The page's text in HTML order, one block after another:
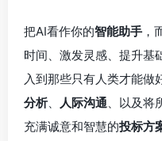
把AI看作你的智能助手 ，
时间、激发灵感、提升基
入到那些只有人类才能
分析、 人际沟通 、以及
充满诚意和智慧的投标方